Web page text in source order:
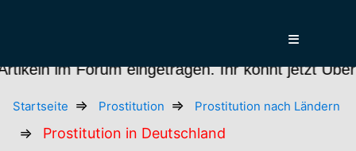
eingetragen. Ihr könnt jetzt Über die Artikel
Startseite Prostitution Prostitution nach Ländern
Prostitution in Deutschland